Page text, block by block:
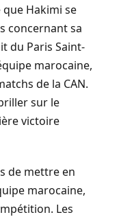
Hakimi se
concernant sa
du Paris Saint-
marocaine,
de la CAN.
sur le
victoire
de mettre en
marocaine,
Les